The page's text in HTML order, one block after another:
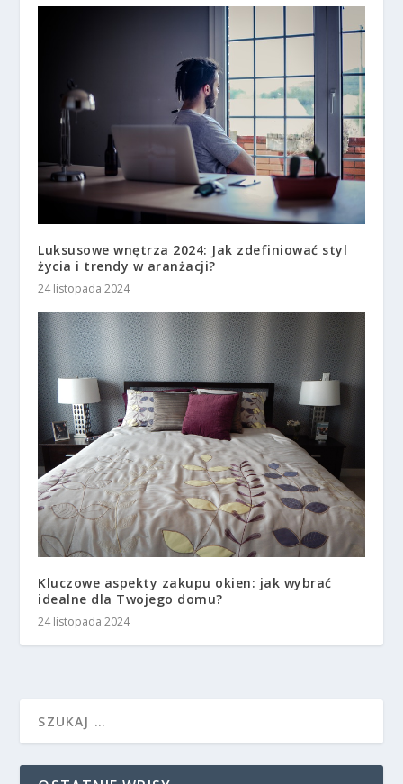
Luksusowe wnętrza 2024: Jak zdefiniować styl
życia i trendy w aranżacji?
24 listopada 2024
Kluczowe aspekty zakupu okien: jak wybrać
idealne dla Twojego domu?
24 listopada 2024